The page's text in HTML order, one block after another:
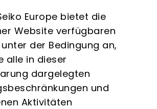
Europe bietet die
Website verfügbaren
der Bedingung an,
alle in dieser
dargelegten
und
Aktivitäten